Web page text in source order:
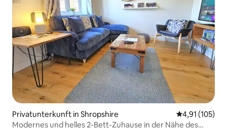
Privatunterkunft in Shropshire
4,91 (105)
Modernes und helles 2-Bett-Zuhause in der Nähe des